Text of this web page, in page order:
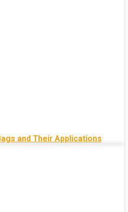
and Their Applications